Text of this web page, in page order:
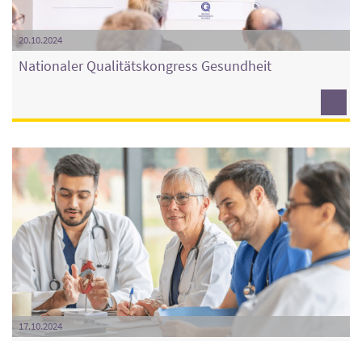
20.10.2024
Nationaler Qualitätskongress Gesundheit
17.10.2024